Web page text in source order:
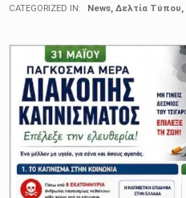
CATEGORIZED IN:
News, Δελτία Τύπου